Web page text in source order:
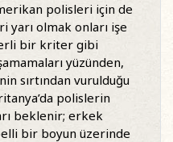
polisleri için de
yarı olmak onları işe
bir kriter gibi
yüzünden,
sırtından vurulduğu
polislerin
beklenir; erkek
bir boyun üzerinde